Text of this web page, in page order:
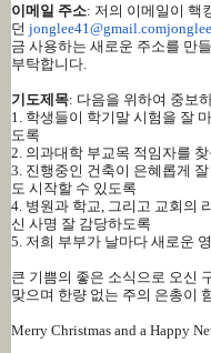
이메일 주소: 저의 이메일이 핵
던 jonglee41@gmail.com
금 사용하는 새로운 주소를 만
부탁합니다
기도제목: 다음을 위하여 중보
1. 학생들이 학기말 시험을 잘
도록
2. 의과대학 부교목 적임자를
3. 진행중인 건축이 은혜롭게
도 시작할 수 있도록
4. 병원과 학교
그리고 교회의
신 사명 잘 감당하도록
5. 저희 부부가 날마다 새로운
큰 기쁨의 좋은 소식으로 오신
맞으며 한량 없는 주의 은총이
Merry Christmas and a Happy